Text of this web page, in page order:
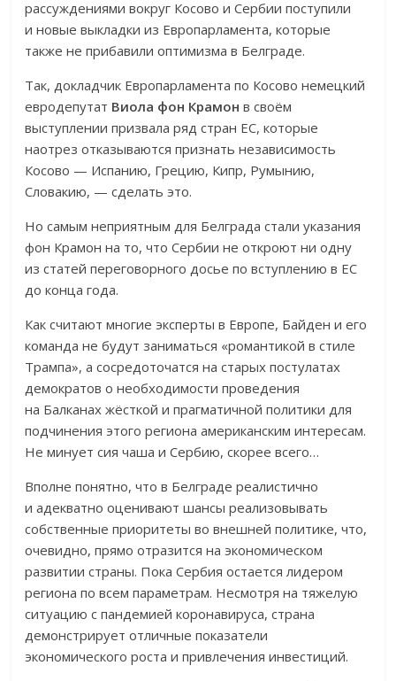
рассуждениями вокруг Косово и Сербии поступили
и новые выкладки из Европарламента, которые
также не прибавили оптимизма в Белграде.
Так, докладчик Европарламента по Косово немецкий
евродепутат Виола фон Крамон в своём
выступлении призвала ряд стран ЕС, которые
наотрез отказываются признать независимость
Косово — Испанию, Грецию, Кипр, Румынию,
Словакию, — сделать это.
Но самым неприятным для Белграда стали указания
фон Крамон на то, что Сербии не откроют ни одну
из статей переговорного досье по вступлению в ЕС
до конца года.
Как считают многие эксперты в Европе, Байден и его
команда не будут заниматься «романтикой в стиле
Трампа», а сосредоточатся на старых постулатах
демократов о необходимости проведения
на Балканах жёсткой и прагматичной политики для
подчинения этого региона американским интересам.
Не минует сия чаша и Сербию, скорее всего…
Вполне понятно, что в Белграде реалистично
и адекватно оценивают шансы реализовывать
собственные приоритеты во внешней политике, что,
очевидно, прямо отразится на экономическом
развитии страны. Пока Сербия остается лидером
региона по всем параметрам. Несмотря на тяжелую
ситуацию с пандемией коронавируса, страна
демонстрирует отличные показатели
экономического роста и привлечения инвестиций.